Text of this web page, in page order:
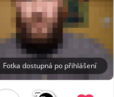
Fotka dostupná po přihlášení